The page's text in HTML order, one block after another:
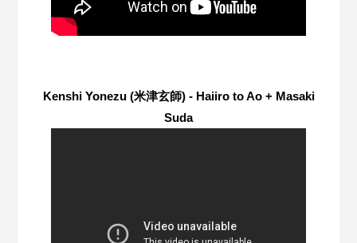
Kenshi Yonezu (米津玄師) - Haiiro to Ao + Masaki
Suda